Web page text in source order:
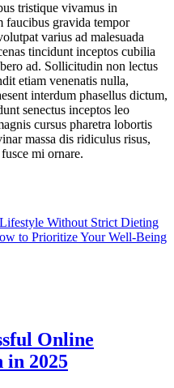
tristique vivamus in
faucibus gravida tempor
varius ad malesuada
tincidunt inceptos cubilia
ad. Sollicitudin non lectus
etiam venenatis nulla,
interdum phasellus dictum,
senectus inceptos leo
cursus pharetra lobortis
massa dis ridiculus risus,
mi ornare.
Without Strict Dieting
to Prioritize Your Well-Being
Online
in 2025